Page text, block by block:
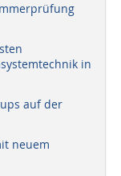
in
auf der
neuem